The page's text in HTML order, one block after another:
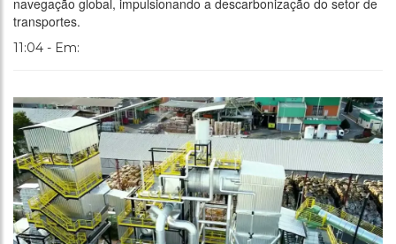
transportes.
11:04 - Em: